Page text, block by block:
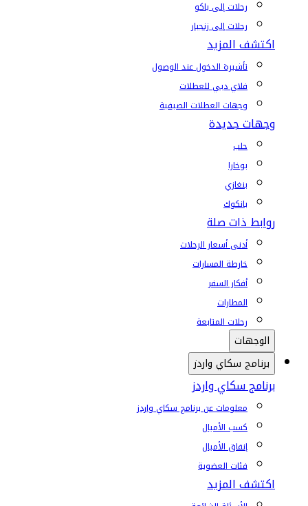
رحلات إلى باكو
رحلات إلى زنجبار
اكتشف المزيد
تأشيرة الدخول عند الوصول
فلاي دبي للعطلات
وجهات العطلات الصيفية
وجهات جديدة
حلب
بوخارا
بنغازي
بانكوك
روابط ذات صلة
أدنى أسعار الرحلات
خارطة المسارات
أفكار السفر
المطارات
رحلات المتابعة
الوجهات
برنامج سكاي واردز
برنامج سكاي واردز
معلومات عن برنامج سكاي واردز
كسب الأميال
إنفاق الأميال
فئات العضوية
اكتشف المزيد